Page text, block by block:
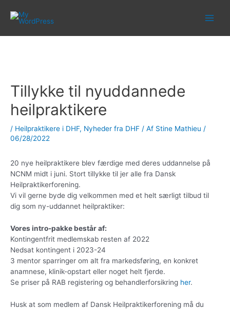
indholdet
Tillykke til nyuddannede
heilpraktikere
/ Heilpraktikere i DHF, Nyheder fra DHF / Af Stine Mathieu /
06/28/2022
20 nye heilpraktikere blev færdige med deres uddannelse på
NCNM midt i juni. Stort tillykke til jer alle fra Dansk
Heilpraktikerforening.
Vi vil gerne byde dig velkommen med et helt særligt tilbud til
dig som ny-uddannet heilpraktiker:
Vores intro-pakke består af:
Kontingentfrit medlemskab resten af 2022
Nedsat kontingent i 2023-24
3 mentor sparringer om alt fra markedsføring, en konkret
anamnese, klinik-opstart eller noget helt fjerde.
Se priser på RAB registering og behandlerforsikring her.
Husk at som medlem af Dansk Heilpraktikerforening må du